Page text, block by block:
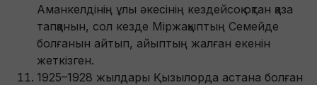
Аманкелдінің ұлы әкесінің кездейсоқ оқтан қаза
тапқанын, сол кезде Міржақыптың Семейде
болғанын айтып, айыптың жалған екенін
жеткізген.
1925–1928 жылдары Қызылорда астана болған